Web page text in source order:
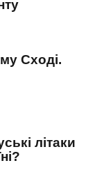
Сході.
літаки